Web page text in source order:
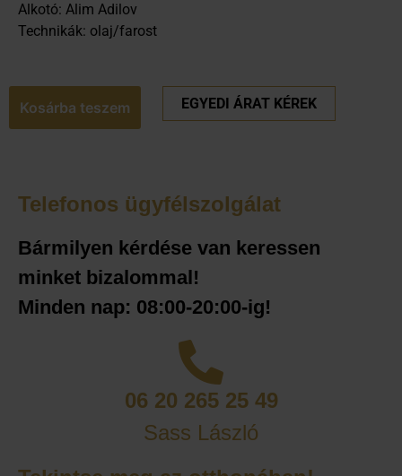
Alkotó: Alim Adilov
Technikák: olaj/farost
Kosárba teszem EGYEDI ÁRAT KÉREK
Telefonos ügyfélszolgálat
Bármilyen kérdése van keressen
minket bizalommal!
Minden nap: 08:00-20:00-ig!
06 20 265 25 49
Sass László